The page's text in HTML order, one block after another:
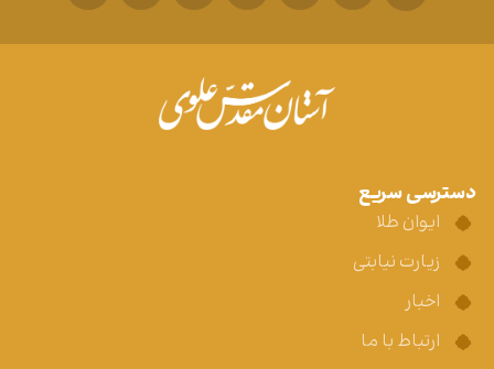
دسترسی سریع
ایوان طلا
زیارت نیابتی
اخبار
ارتباط با ما